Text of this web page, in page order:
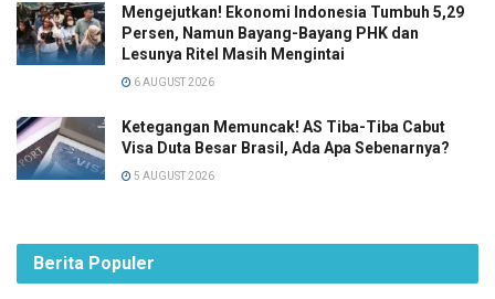
Mengejutkan! Ekonomi Indonesia Tumbuh 5,29
Persen, Namun Bayang-Bayang PHK dan
Lesunya Ritel Masih Mengintai
6 AUGUST 2026
Ketegangan Memuncak! AS Tiba-Tiba Cabut
Visa Duta Besar Brasil, Ada Apa Sebenarnya?
5 AUGUST 2026
Berita Populer